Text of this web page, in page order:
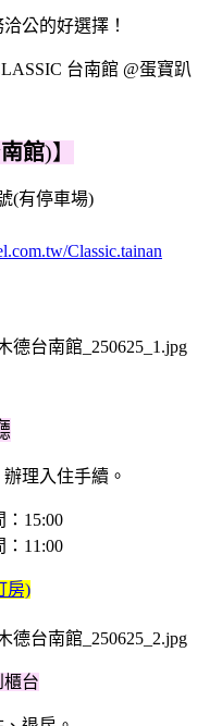
洽公的好選擇！
館)】
(有停車場)
Classic.tainan
理入住手續。
：15:00
：11:00
房)
台